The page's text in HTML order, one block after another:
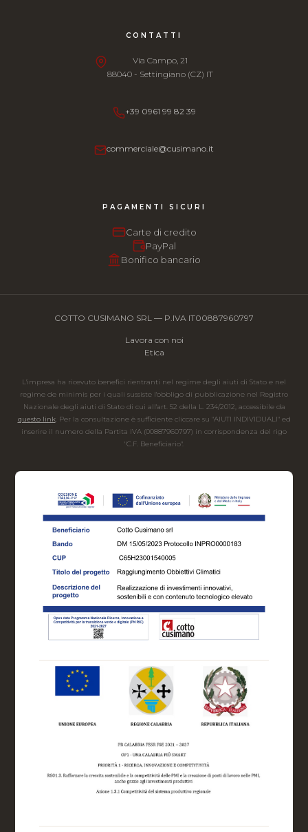
CONTATTI
Via Campo, 21
88040 - Settingiano (CZ) IT
+39 0961 99 82 39
commerciale@cusimano.it
PAGAMENTI SICURI
Carte di credito
PayPal
Bonifico bancario
COTTO CUSIMANO SRL — P.IVA IT00887960797
Lavora con noi
Etica
L'impresa ha ricevuto benefici rientranti nel regime degli aiuti di Stato e nel
regime de minimis per i quali sussiste l'obbligo di pubblicazione nel Registro
Nazionale degli aiuti di Stato di cui all'art. 52 della L. 234/2012, accessibile da
questo link. Per la consultazione è sufficiente cliccare su "AIUTI INDIVIDUALI" ed
inserire il numero della Partita IVA (00887960797) in corrispondenza del rigo
"C.F. Beneficiario".